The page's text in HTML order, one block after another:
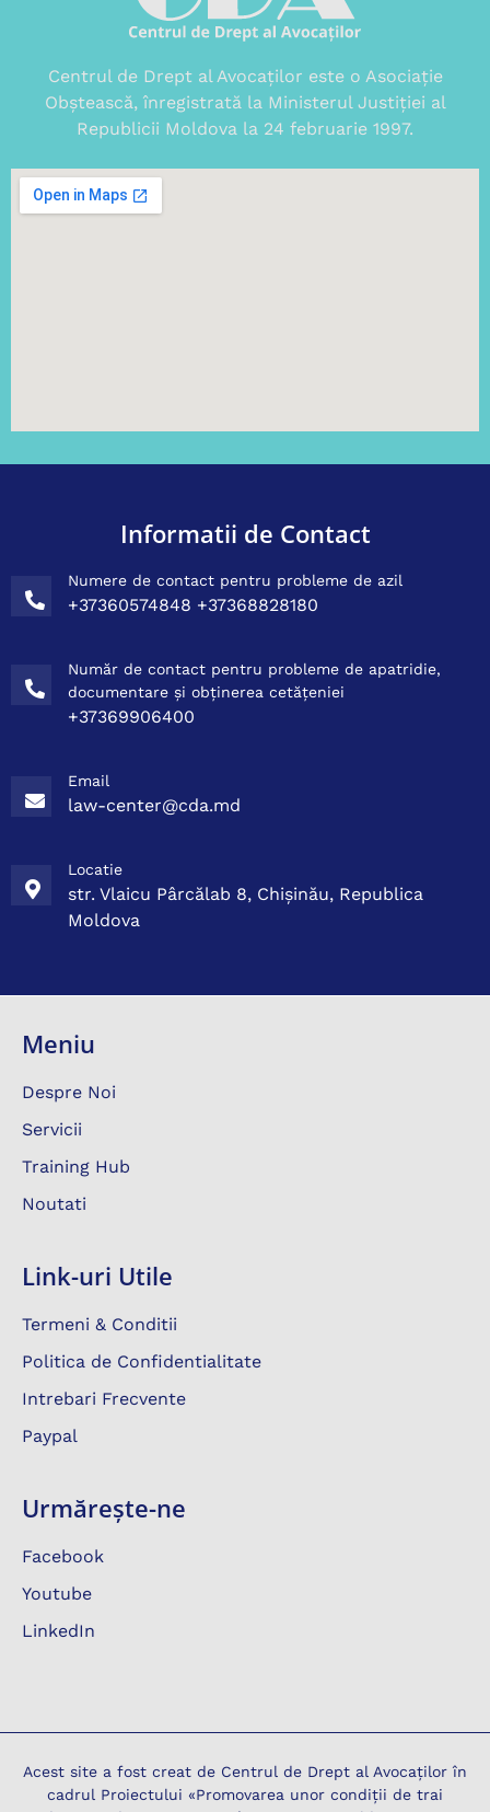
Centrul de Drept al Avocaților este o Asociație
Obștească, înregistrată la Ministerul Justiției al
Republicii Moldova la 24 februarie 1997.
Informatii de Contact
Numere de contact pentru probleme de azil
+37360574848 +37368828180
Număr de contact pentru probleme de apatridie,
documentare și obținerea cetățeniei
+37369906400
Email
law-center@cda.md
Locatie
str. Vlaicu Pârcălab 8, Chișinău, Republica
Moldova
Meniu
Despre Noi
Servicii
Training Hub
Noutati
Link-uri Utile
Termeni & Conditii
Politica de Confidentialitate
Intrebari Frecvente
Paypal
Urmărește-ne
Facebook
Youtube
LinkedIn
Acest site a fost creat de Centrul de Drept al Avocaților în
cadrul Proiectului «Promovarea unor condiții de trai